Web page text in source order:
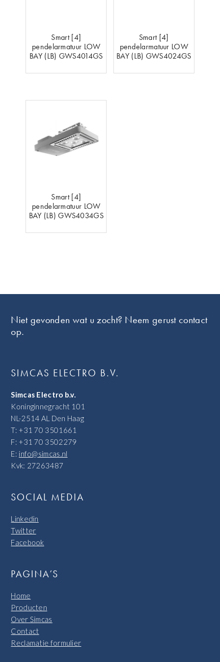
Smart [4]
pendelarmatuur LOW
BAY (LB) GWS4014GS
Smart [4]
pendelarmatuur LOW
BAY (LB) GWS4024GS
Smart [4]
pendelarmatuur LOW
BAY (LB) GWS4034GS
Niet gevonden wat u zocht? Neem gerust contact
op.
SIMCAS ELECTRO B.V.
Simcas Electro b.v.
Koninginnegracht 101
NL-2514 AL Den Haag
T: +31 70 3501661
F: +31 70 3502279
E: info@simcas.nl
Kvk: 27263487
SOCIAL MEDIA
Linkedin
Twitter
Facebook
PAGINA’S
Home
Producten
Over Simcas
Contact
Reclamatie formulier